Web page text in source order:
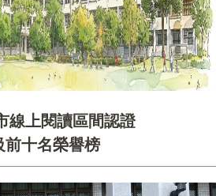
線上閱讀區間認證
前十名榮譽榜